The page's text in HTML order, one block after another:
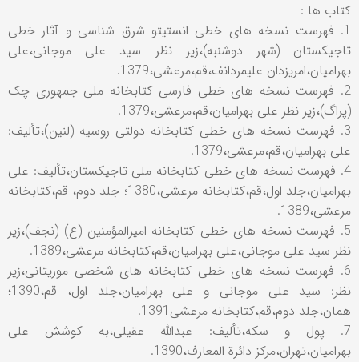
کتاب ها :
1. فهرست نسخه های خطی انستیتو شرق شناسی و آثار خطی
تاجیکستان (شهر دوشنبه)،زیر نظر سید علی موجانی،علی
بهرامیان،امریزدان علیمردانف،قم،مرعشی،1379.
2. فهرست نسخه های خطی فارسی کتابخانه ملی جمهوری چک
(پراگ)،زیر نظر علی بهرامیان،قم،مرعشی،1379.
3. فهرست نسخه های خطی کتابخانه دولتی روسیه (لنین)،تألیف:
علی بهرامیان،قم،مرعشی،1379.
4. فهرست نسخه های خطی کتابخانه ملی تاجیکستان،تألیف: علی
بهرامیان،جلد اول،قم،کتابخانه مرعشی،1380؛ جلد دوم، قم،کتابخانه
مرعشی،1389.
5. فهرست نسخه های خطی کتابخانه امیرالمؤمنین (ع) (نجف)،زیر
نظر سید علی موجانی،علی بهرامیان،قم،کتابخانه مرعشی،1389.
6. فهرست نسخه های خطی کتابخانه های شخصی موریتانی،زیر
نظر: سید علی موجانی و علی بهرامیان،جلد اول، قم،1390؛
همان،جلد دوم،قم،کتابخانه مرعشی1391.
7. پول و سکه،تألیف: عبدالله عقیلی،به کوشش علی
بهرامیان،تهران،مرکز دائرة المعارف،1390.